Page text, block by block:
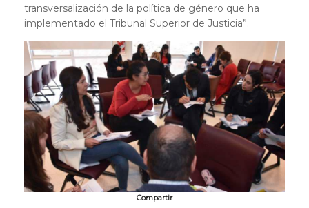
transversalización de la política de género que ha
implementado el Tribunal Superior de Justicia”.
Compartir